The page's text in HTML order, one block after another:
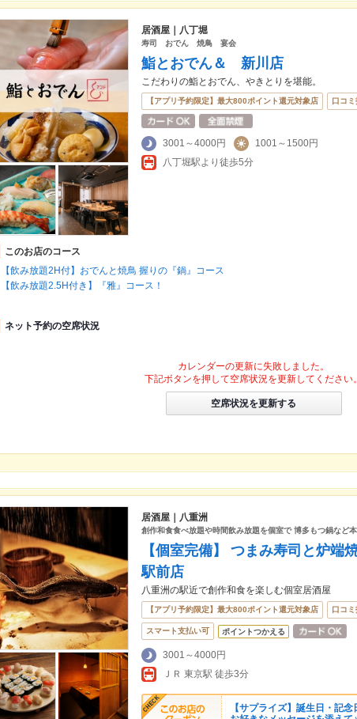
居酒屋｜八丁堀
寿司 おでん 焼鳥 宴会
鮨とおでん＆ 新川店
こだわりの鮨とおでん、やきとりを堪能。
【アプリ予約限定】最大800ポイント還元対象店 口コ
3001～4000円
1001～1500円
八丁堀駅より徒歩5分
このお店のコース
【飲み放題2H付】おでんと焼鳥 握りの『鍋』コース
【飲み放題2.5H付き】『雅』コース！
ネット予約の空席状況
カレンダーの更新に失敗しました。
下記ボタンを押して空席状況を更新してください。
空席状況を更新する
居酒屋｜八重洲
創作和食食べ放題や時間飲み放題を個室で 博多もつ鍋など
【個室完備】 つまみ寿司と炉端
駅前店
八重洲の駅近で創作和食を楽しむ個室居酒屋
【アプリ予約限定】最大800ポイント還元対象店 口コ
スマート支払い可 ポイントつかえる
3001～4000円
ＪＲ 東京駅 徒歩3分
【サプライズ】誕生日・記